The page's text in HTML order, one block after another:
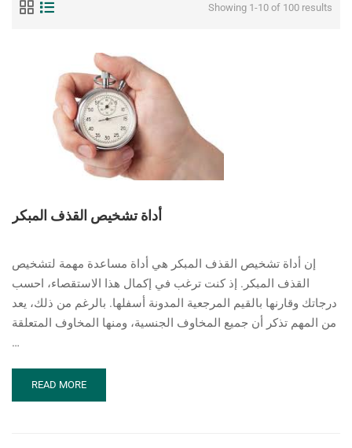
Showing 1-10 of 100 results
أداة تشخيص القذف المبكر
إن أداة تشخيص القذف المبكر هي أداة مساعدة مهمة لتشخيص
القذف المبكر. إذ كنت ترغب في إكمال هذا الاستقصاء، احسب
درجاتك وقارنها بالقيم المرجعية المدونة أسفلها. بالرغم من ذلك، يعد
من المهم تذكر أن جميع المخاوف الجنسية، ومنها المخاوف المتعلقة
…
READ
MORE
READ MORE